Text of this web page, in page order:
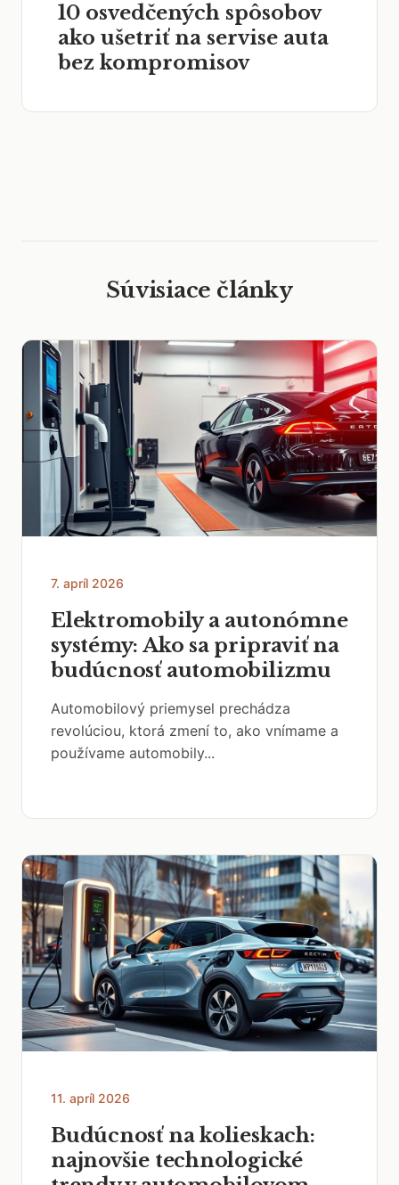
10 osvedčených spôsobov
ako ušetriť na servise auta
bez kompromisov
Súvisiace články
7. apríl 2026
Elektromobily a autonómne
systémy: Ako sa pripraviť na
budúcnosť automobilizmu
Automobilový priemysel prechádza
revolúciou, ktorá zmení to, ako vnímame a
používame automobily...
11. apríl 2026
Budúcnosť na kolieskach:
najnovšie technologické